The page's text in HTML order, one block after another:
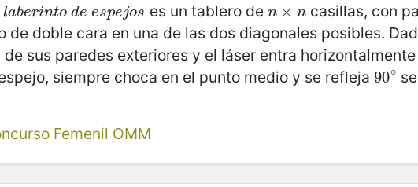
laberinto de espejos
laberinto de espejos es un tablero de n × n
n×n
casillas, con
de doble cara en una de las dos diagonales posibles.
sus paredes exteriores y el láser entra
siempre choca en el punto medio y se refleja 90∘
90∘
Femenil OMM